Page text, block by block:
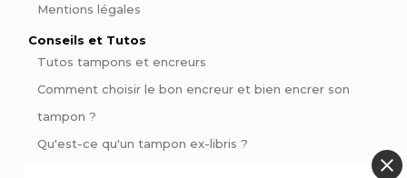
Mentions légales
Conseils et Tutos
Tutos tampons et encreurs
Comment choisir le bon encreur et bien encrer son
tampon ?
Qu'est-ce qu'un tampon ex-libris ?